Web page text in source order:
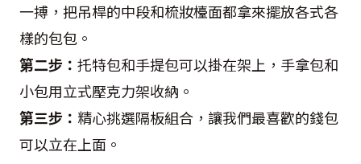
一搏，把吊桿的中段和梳妝檯面都拿來擺放各式各
樣的包包。
第二步： 托特包和手提包可以掛在架上，手拿包和
小包用立式壓克力架收納。
第三步： 精心挑選隔板組合，讓我們最喜歡的錢包
可以立在上面。